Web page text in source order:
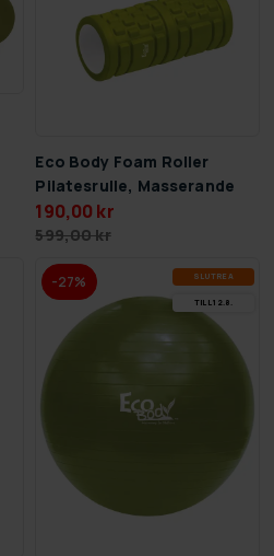
Eco Body Foam Roller
Pilatesrulle, Masserande
190,00 kr
599,00 kr
-27% SLUT­REA
TILL 12.8.